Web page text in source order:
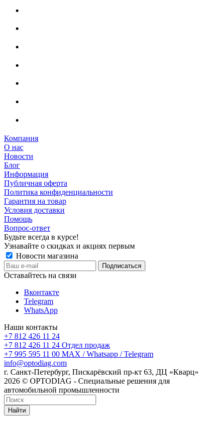
Компания
О нас
Новости
Блог
Информация
Публичная оферта
Политика конфиденциальности
Гарантия на товар
Условия доставки
Помощь
Вопрос-ответ
Будьте всегда в курсе!
Узнавайте о скидках и акциях первым
Новости магазина
Оставайтесь на связи
Вконтакте
Telegram
WhatsApp
Наши контакты
+7 812 426 11 24
+7 812 426 11 24 Отдел продаж
+7 995 595 11 00 MAX / Whatsapp / Telegram
info@optodiag.com
г. Санкт-Петербург, Пискарёвский пр-кт 63, ДЦ «Кварц»
2026 © OPTODIAG - Специальные решения для
автомобильной промышленности
Найти